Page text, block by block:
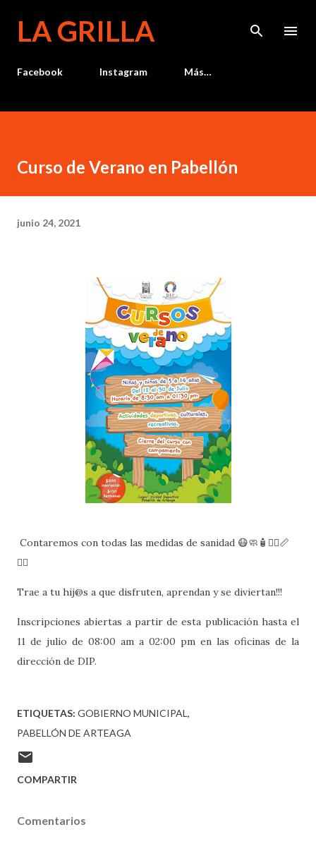
LA GRILLA
Facebook Instagram Más…
Curso de Verano en Pabellón
junio 24, 2021
Contaremos con todas las medidas de sanidad 😷🧼🧴🧍‍♂️📏
🧍‍♀️
Trae a tu hij@s a que disfruten, aprendan y se diviertan!!!
Inscripciones abiertas a partir de esta publicación hasta el
11 de julio de 08:00 am a 02:00 pm en las oficinas de la
dirección de DIP.
ETIQUETAS: GOBIERNO MUNICIPAL
PABELLÓN DE ARTEAGA
COMPARTIR
Comentarios